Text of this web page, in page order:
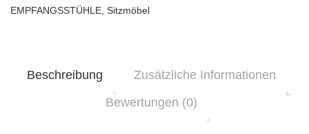
EMPFANGSSTÜHLE Sitzmöbel
Beschreibung
Zusätzliche Informationen
Bewertungen (0)